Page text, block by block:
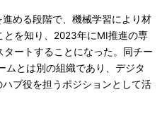
める段階で、機械学習により材
を知り、2023年にMI推進の専
ートすることになった。同チー
ムとは別の組織であり、デジタ
ブ役を担うポジションとして活